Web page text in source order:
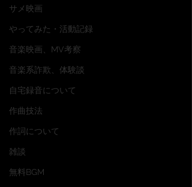
サメ映画
やってみた・活動記録
音楽映画、MV考察
音楽系詐欺、体験談
自宅録音について
作曲技法
作詞について
雑談
無料BGM